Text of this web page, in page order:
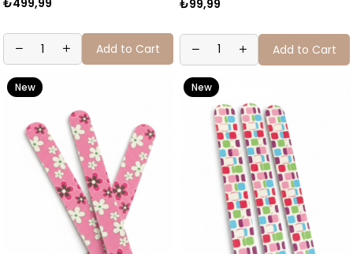
₺499,99
Add to Cart
₺99,99
Add to Cart
New
New